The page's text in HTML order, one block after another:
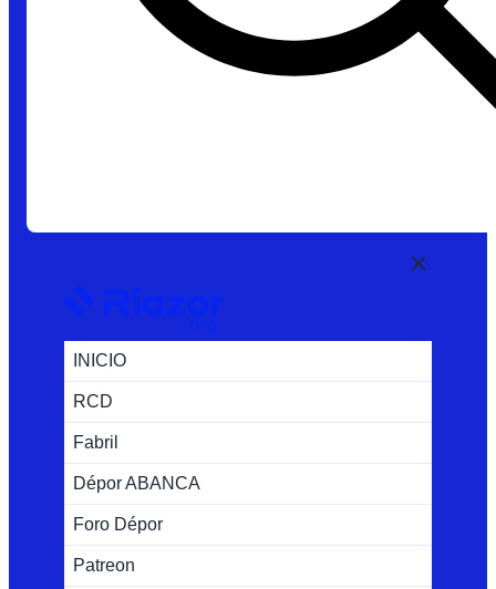
INICIO
RCD
Fabril
Dépor ABANCA
Foro Dépor
Patreon